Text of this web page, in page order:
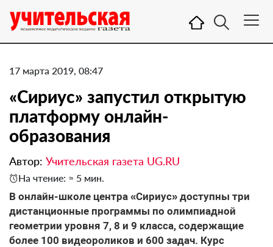
17 марта 2019, 08:47
«Сириус» запустил открытую
платформу онлайн-
образования
Автор: Учительская газета UG.RU
На чтение: ≈ 5 мин.
​В онлайн-школе центра «Сириус» доступны три
дистанционные программы по олимпиадной
геометрии уровня 7, 8 и 9 класса, содержащие
более 100 видеороликов и 600 задач. Курс